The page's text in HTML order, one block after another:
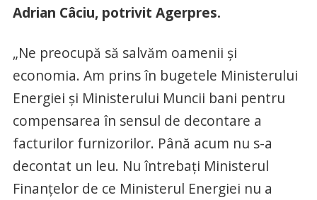
Adrian Câciu, potrivit Agerpres.
„Ne preocupă să salvăm oamenii şi
economia. Am prins în bugetele Ministerului
Energiei şi Ministerului Muncii bani pentru
compensarea în sensul de decontare a
facturilor furnizorilor. Până acum nu s-a
decontat un leu. Nu întrebaţi Ministerul
Finanţelor de ce Ministerul Energiei nu a